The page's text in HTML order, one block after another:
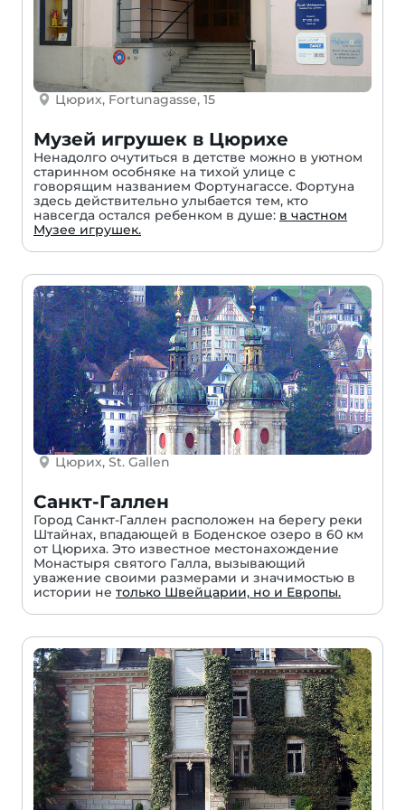
Цюрих, Fortunagasse, 15
Музей игрушек в Цюрихе
Ненадолго очутиться в детстве можно в уютном
старинном особняке на тихой улице с
говорящим названием Фортунагассе. Фортуна
здесь действительно улыбается тем, кто
навсегда остался ребенком в душе: в частном
Музее игрушек.
Цюрих, St. Gallen
Санкт-Галлен
Город Санкт-Галлен расположен на берегу реки
Штайнах, впадающей в Боденское озеро в 60 км
от Цюриха. Это известное местонахождение
Монастыря святого Галла, вызывающий
уважение своими размерами и значимостью в
истории не только Швейцарии, но и Европы.